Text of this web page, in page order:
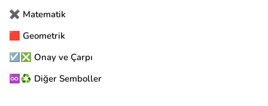
✖️ Matematik
🟥 Geometrik
☑️❎ Onay ve Çarpı
♾️♻️ Diğer Semboller